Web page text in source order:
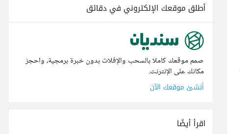
أطلق موقعك الإلكتروني في دقائق
صمم موقعك كاملا بالسحب والإفلات بدون خبرة برمجية، واحجز
مكانك على الإنترنت.
أنشئ موقعك الآن
اقرأ أيضًا